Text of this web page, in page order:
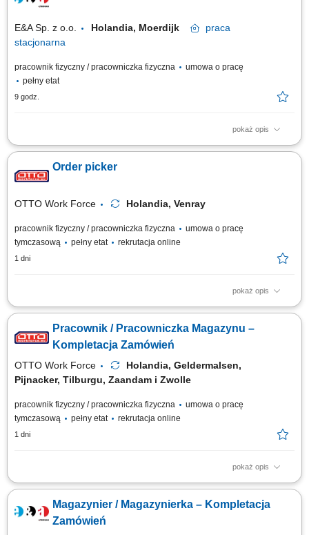
wsparcie na każdym etapie pracy. Nawet jeśli nie masz dużego
E&A Sp. z o.o. Holandia, Moerdijk
praca
stacjonarna
pracownik fizyczny / pracowniczka fizyczna
umowa o pracę
pełny etat
9 godz.
pokaż opis
Zakres obowiązków: pakowanie i układanie towaru na palety; obsługa
miejscu) przepakowywanie, stickerowanie; zbieranie zamówień,
przyjmowanie zwrotów; kontrola jakości, obsługa komputera do tworzenia
Order picker
OTTO Work Force Holandia, Venray
pracownik fizyczny / pracowniczka fizyczna
umowa o pracę
tymczasową
pełny etat rekrutacja online
1 dni
pokaż opis
Twoje codzienne zadania Pracujesz w nowoczesnym magazynie i dbasz
za pomocą ręcznego skanera; Pakować produkty do skrzynek lub
pojemników; Podnosić produkty o różnej wadze; Pracować w strefach o
Pracownik / Pracowniczka Magazynu –
Kompletacja Zamówień
OTTO Work Force
Holandia, Geldermalsen,
Pijnacker, Tilburgu, Zaandam i Zwolle
pracownik fizyczny / pracowniczka fizyczna
umowa o pracę
tymczasową
pełny etat rekrutacja online
1 dni
pokaż opis
Opis stanowiska: Kompletowanie zamówień przy użyciu skanera lub
zamówieniami klientów. Obsługa wózków magazynowych typu EPT oraz
urządzeń do transportu wewnętrznego. Zabezpieczanie palet i
Magazynier / Magazynierka – Kompletacja
Zamówień